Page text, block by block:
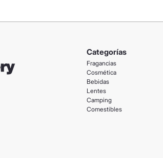
Categorías
Fragancias
Cosmética
Bebidas
Lentes
Camping
Comestibles